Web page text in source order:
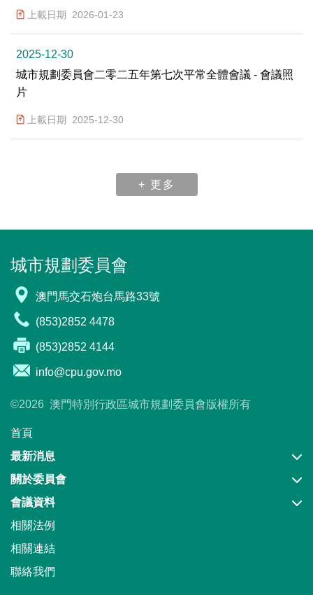
上載日期 2026-01-23
2025-12-30
城市規劃委員會二零二五年第七次平常全體會議 - 會議照
片
上載日期 2025-12-30
+ 更多
城市規劃委員會
澳門馬交石炮台馬路33號
(853)2852 4478
(853)2852 4144
info@cpu.gov.mo
©2026 澳門特別行政區城市規劃委員會版權所有
首頁
最新消息
新聞公佈
會議議程
關於委員會
城市規劃委員會簡介
城市規劃委員會的職權
會議資料
全體會議
會議重溫
相關法例
相關連結
聯絡我們